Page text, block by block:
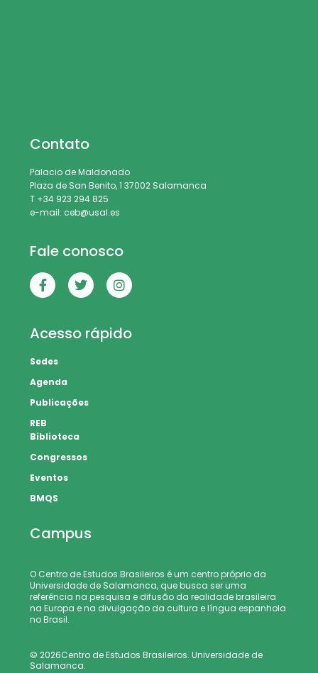
Contato
Palacio de Maldonado
Plaza de San Benito, 1 37002 Salamanca
T +34 923 294 825
e-mail: ceb@usal.es
Fale conosco
Acesso rápido
Sedes
Agenda
Publicações
REB
Biblioteca
Congressos
Eventos
BMQS
Campus
O Centro de Estudos Brasileiros é um centro próprio da
Universidade de Salamanca, que busca ser uma
referência na pesquisa e difusão da realidade brasileira
na Europa e na divulgação da cultura e língua espanhola
no Brasil.
© 2026Centro de Estudos Brasileiros. Universidade de
Salamanca.